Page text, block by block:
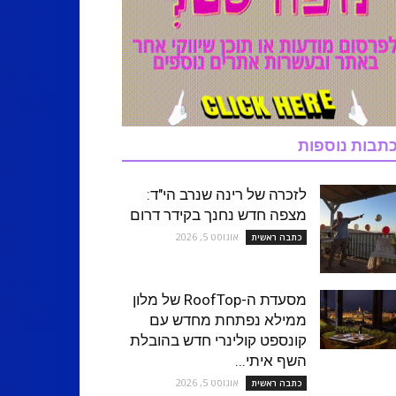
נוספות
לזכרה של רינה שנרב הי"ד:
מצפה חדש נחנך בקידר דרום
כתבה ראשית אוגוסט 5, 2026
מסעדת ה-RoofTop של מלון
ממילא נפתחת מחדש עם
קונספט קולינרי חדש בהובלת
השף איתי...
כתבה ראשית אוגוסט 5, 2026